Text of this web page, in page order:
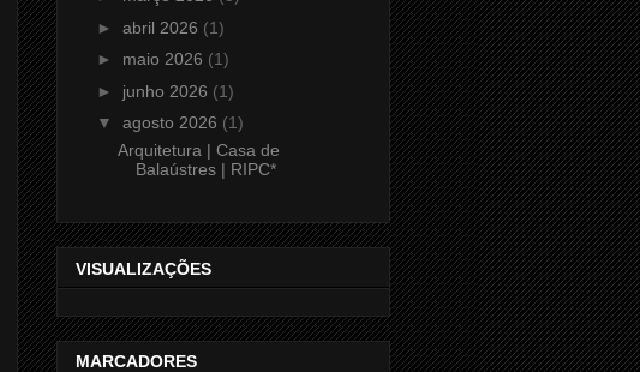
► abril 2026 (1)
► maio 2026 (1)
► junho 2026 (1)
▼ agosto 2026 (1)
Arquitetura | Casa de
Balaústres | RIPC*
VISUALIZAÇÕES
MARCADORES